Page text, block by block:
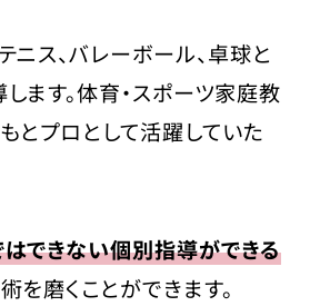
ニス、バレーボール、卓球と
ます。体育・スポーツ家庭教
とプロとして活躍していた
できない個別指導ができる
を磨くことができます。